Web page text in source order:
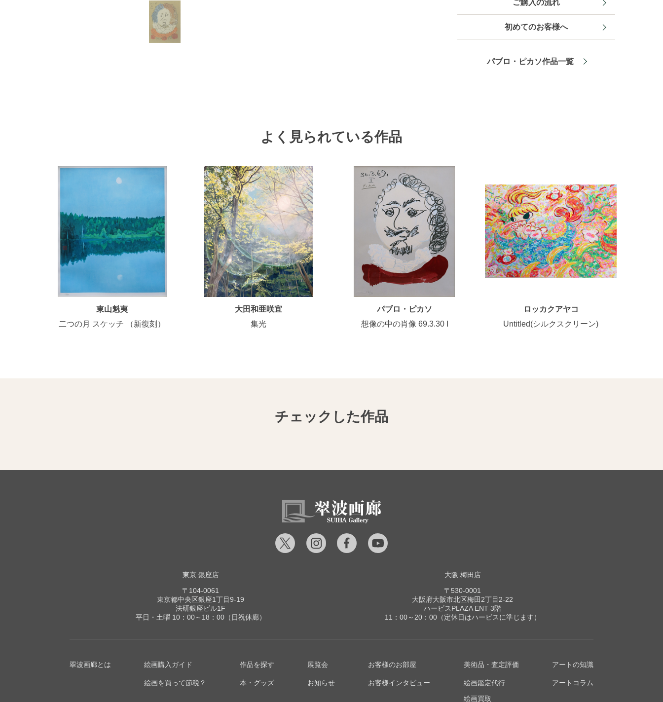
ご購入の流れ
初めてのお客様へ
パブロ・ピカソ作品一覧
よく見られている作品
東山魁夷
二つの月 スケッチ （新復刻）
大田和亜咲宜
集光
パブロ・ピカソ
想像の中の肖像 69.3.30 I
ロッカクアヤコ
Untitled(シルクスクリーン)
チェックした作品
東京 銀座店
〒104-0061
東京都中央区銀座1丁目9-19
法研銀座ビル1F
平日・土曜 10：00～18：00（日祝休廊）
大阪 梅田店
〒530-0001
大阪府大阪市北区梅田2丁目2-22
ハービスPLAZA ENT 3階
11：00～20：00（定休日はハービスに準じます）
翠波画廊とは 絵画購入ガイド
絵画を買って節税？
作品を探す
本・グッズ
展覧会
お知らせ
お客様のお部屋
お客様インタビュー
美術品・査定評価
絵画鑑定代行
絵画買取
アートの知識
アートコラム